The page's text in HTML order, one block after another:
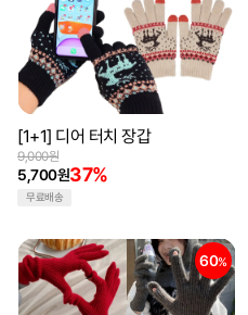
[1+1] 디어 터치 장갑
5,700원37%
9,000원
무료배송
60%